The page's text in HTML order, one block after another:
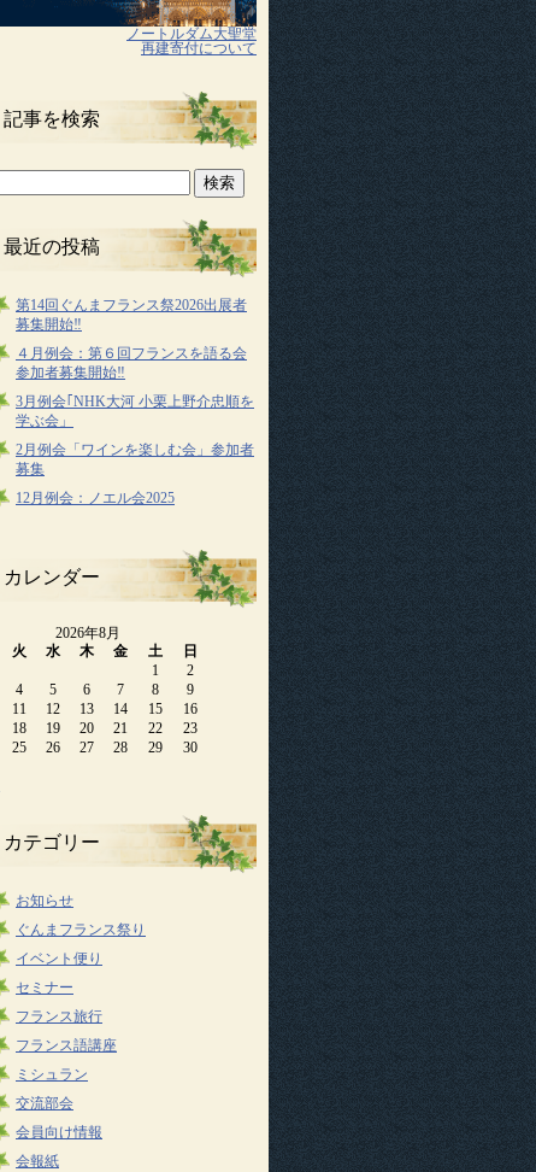
ノートルダム大聖堂
再建寄付について
記事を検索
最近の投稿
第14回ぐんまフランス祭2026出展者
募集開始‼
４月例会：第６回フランスを語る会
参加者募集開始‼
3月例会｢NHK大河 小栗上野介忠順を
学ぶ会」
2月例会「ワインを楽しむ会」参加者
募集
12月例会：ノエル会2025
カレンダー
2026年8月
火 水 木 金 土
日
1
2
4 5 6 7 8
9
11 12 13 14 15
16
18 19 20 21 22
23
25 26 27 28 29
30
カテゴリー
お知らせ
ぐんまフランス祭り
イベント便り
セミナー
フランス旅行
フランス語講座
ミシュラン
交流部会
会員向け情報
会報紙